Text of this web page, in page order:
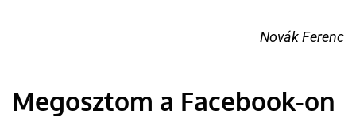
Novák Ferenc
Megosztom a Facebook-on